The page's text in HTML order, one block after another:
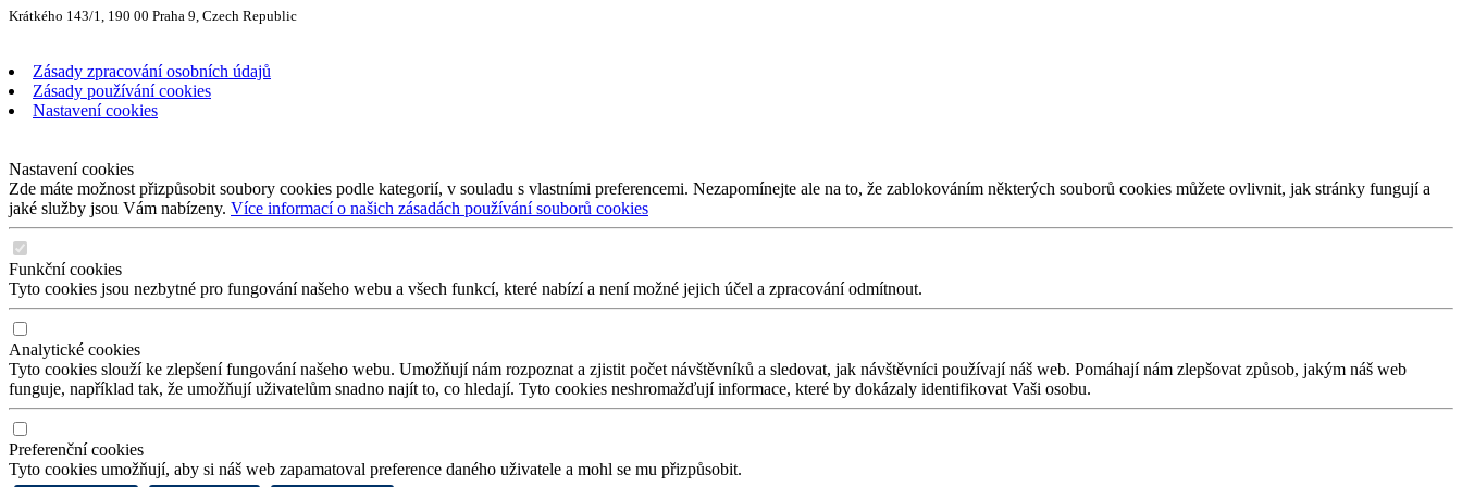
Krátkého 143/1, 190 00 Praha 9, Czech Republic
Zásady zpracování osobních údajů
Zásady používání cookies
Nastavení cookies
Nastavení cookies
Zde máte možnost přizpůsobit soubory cookies podle kategorií, v souladu s vlastními preferencemi. Nezapomínejte ale na to, že zablokováním některých souborů cookies můžete ovlivnit, jak stránky fungují a
jaké služby jsou Vám nabízeny. Více informací o našich zásadách používání souborů cookies
Funkční cookies
Tyto cookies jsou nezbytné pro fungování našeho webu a všech funkcí, které nabízí a není možné jejich účel a zpracování odmítnout.
Analytické cookies
Tyto cookies slouží ke zlepšení fungování našeho webu. Umožňují nám rozpoznat a zjistit počet návštěvníků a sledovat, jak návštěvníci používají náš web. Pomáhají nám zlepšovat způsob, jakým náš web
funguje, například tak, že umožňují uživatelům snadno najít to, co hledají. Tyto cookies neshromažďují informace, které by dokázaly identifikovat Vaši osobu.
Preferenční cookies
Tyto cookies umožňují, aby si náš web zapamatoval preference daného uživatele a mohl se mu přizpůsobit.